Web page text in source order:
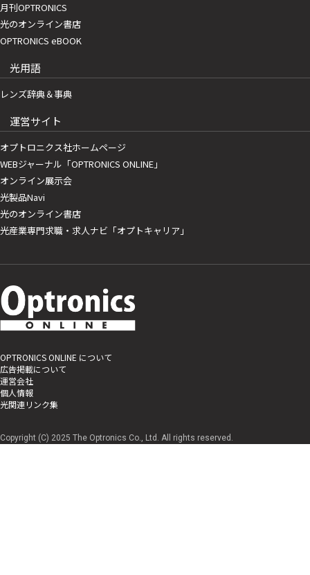
月刊OPTRONICS
光のオンライン書店
OPTRONICS eBOOK
光用語
レンズ辞典＆事典
運営サイト
オプトロニクス社ホームページ
WEBジャーナル「OPTRONICS ONLINE」
オンライン展示会
光製品Navi
光のオンライン書店
光産業専門求職・求人ナビ「オプトキャリア」
OPTRONICS ONLINE について
広告掲載について
運営会社
個人情報
光関連リンク集
Copyright (C) 2025 The Optronics Co., Ltd. All rights reserved.